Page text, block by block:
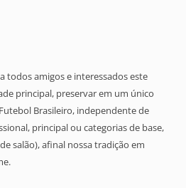
todos amigos e interessados este
principal, preservar em um único
Brasileiro, independente de
principal ou categorias de base,
salão), afinal nossa tradição em